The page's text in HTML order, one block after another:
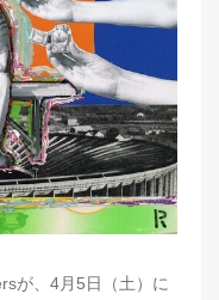
が、4月5日（土）に